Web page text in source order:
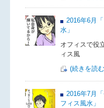
2016年6月
水」
オフィスで役
ィス風
(続きを読
2016年7月
フィス風水」